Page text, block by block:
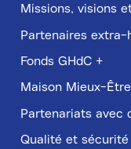
Missions, visions
Partenaires extra-
Fonds GHdC +
Maison Mieux-Être
Partenariats avec
Qualité et sécurité